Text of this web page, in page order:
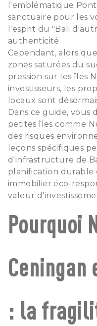
l'emblématique
sanctuaire pour les
l'esprit du "Bali
authenticité.
Cependant, alors
zones saturées du
pression sur les îles
investisseurs, les
locaux sont
Dans ce guide, vous
petites îles comme
des risques
leçons spécifiques
d'infrastructure de
planification
immobilier éco-
valeur
Pourquoi
Ceningan
: la